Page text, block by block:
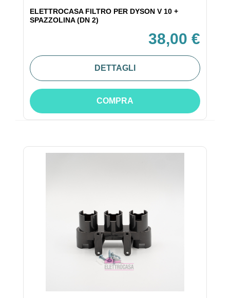
ELETTROCASA FILTRO PER DYSON V 10 +
SPAZZOLINA (DN 2)
38,00 €
DETTAGLI
COMPRA